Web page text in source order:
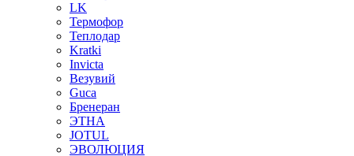
LK
Термофор
Теплодар
Kratki
Invicta
Везувий
Guca
Бренеран
ЭТНА
JOTUL
ЭВОЛЮЦИЯ